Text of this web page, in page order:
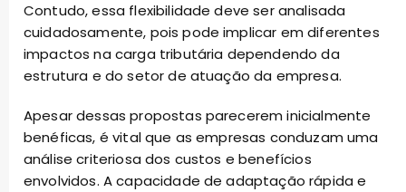
Contudo, essa flexibilidade deve ser analisada
cuidadosamente, pois pode implicar em diferentes
impactos na carga tributária dependendo da
estrutura e do setor de atuação da empresa.
Apesar dessas propostas parecerem inicialmente
benéficas, é vital que as empresas conduzam uma
análise criteriosa dos custos e benefícios
envolvidos. A capacidade de adaptação rápida e